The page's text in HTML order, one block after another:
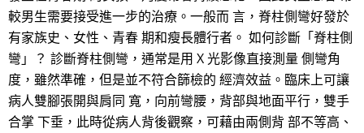
較男生需要接受進一步的治療。一般而 言，脊柱側彎好發於
有家族史、女性、青春 期和瘦長體行者。 如何診斷「脊柱側
彎」？ 診斷脊柱側彎，通常是用 X 光影像直接測量 側彎角
度，雖然準確，但是並不符合篩檢的 經濟效益。臨床上可讓
病人雙腳張開與肩同 寬，向前彎腰，背部與地面平行，雙手
合掌 下垂，此時從病人背後觀察，可藉由兩側背 部不等高、